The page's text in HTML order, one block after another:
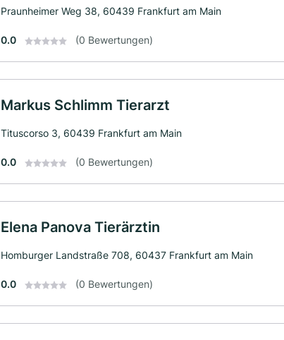
Praunheimer Weg 38, 60439 Frankfurt am Main
0.0 (0 Bewertungen)
Markus Schlimm Tierarzt
Tituscorso 3, 60439 Frankfurt am Main
0.0 (0 Bewertungen)
Elena Panova Tierärztin
Homburger Landstraße 708, 60437 Frankfurt am Main
0.0 (0 Bewertungen)